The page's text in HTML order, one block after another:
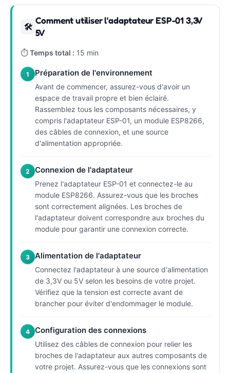
🛠
Comment utiliser l'adaptateur ESP-01 3,3V
5V
⏱Temps total : 15 min
1 Préparation de l'environnement
Avant de commencer, assurez-vous d'avoir un
espace de travail propre et bien éclairé.
Rassemblez tous les composants nécessaires, y
compris l'adaptateur ESP-01, un module ESP8266,
des câbles de connexion, et une source
d'alimentation appropriée.
2 Connexion de l'adaptateur
Prenez l'adaptateur ESP-01 et connectez-le au
module ESP8266. Assurez-vous que les broches
sont correctement alignées. Les broches de
l'adaptateur doivent correspondre aux broches du
module pour garantir une connexion correcte.
3 Alimentation de l'adaptateur
Connectez l'adaptateur à une source d'alimentation
de 3,3V ou 5V selon les besoins de votre projet.
Vérifiez que la tension est correcte avant de
brancher pour éviter d'endommager le module.
4 Configuration des connexions
Utilisez des câbles de connexion pour relier les
broches de l'adaptateur aux autres composants de
votre projet. Assurez-vous que les connexions sont